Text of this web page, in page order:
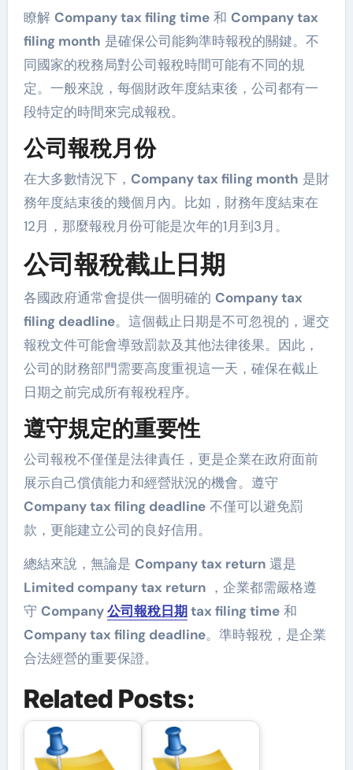
瞭解 Company tax filing time和 Company tax
filing month 是確保公司能夠準時報稅的關鍵。不
同國家的稅務局對公司報稅時間可能有不同的規
定。一般來說，每個財政年度結束後，公司都有一
段特定的時間來完成報稅。
公司報稅月份
在大多數情況下， Company tax filing month 是財
務年度結束後的幾個月內。比如，財務年度結束在
12月，那麼報稅月份可能是次年的1月到3月。
公司報稅截止日期
各國政府通常會提供一個明確的 Company tax
filing deadline。這個截止日期是不可忽視的，遲交
報稅文件可能會導致罰款及其他法律後果。因此，
公司的財務部門需要高度重視這一天，確保在截止
日期之前完成所有報稅程序。
遵守規定的重要性
公司報稅不僅僅是法律責任，更是企業在政府面前
展示自己償債能力和經營狀況的機會。遵守
Company tax filing deadline不僅可以避免罰
款，更能建立公司的良好信用。
總結來說，無論是 Company tax return還是
Limited company tax return，企業都需嚴格遵
守 Company公司報稅日期tax filing time和
Company tax filing deadline。準時報稅，是企業
合法經營的重要保證。
Related Posts: